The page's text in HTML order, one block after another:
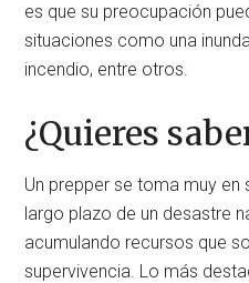
es que su preocupación
situaciones como una
incendio, entre otros.
¿Quieres
Un prepper se toma muy
largo plazo de un desastre
acumulando recursos que
supervivencia. Lo más